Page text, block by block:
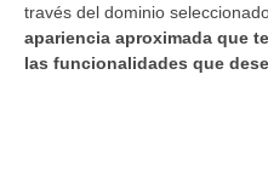
través del dominio
apariencia aproximada que
las funcionalidades que